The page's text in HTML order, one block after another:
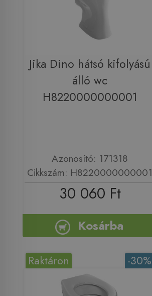
Jika Dino hátsó kifolyású
álló wc
H8220000000001
Azonosító: 171318
Cikkszám: H8220000000001
30 060 Ft
Kosárba
-30%
Raktáron